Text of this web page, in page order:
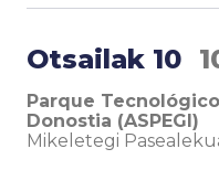
Otsailak 10
Parque
Donostia (ASPEGI)
Mikeletegi